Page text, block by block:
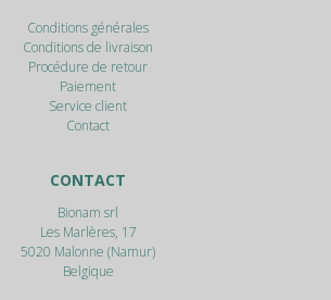
Conditions générales
Conditions de livraison
Procédure de retour
Paiement
Service client
Contact
CONTACT
Bionam srl
Les Marlères, 17
5020 Malonne (Namur)
Belgique